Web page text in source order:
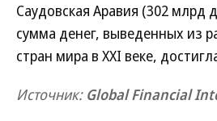
Саудовская Аравия (302 млрд
сумма денег, выведенных из
стран мира в XХI веке,
Источник: Global Financial